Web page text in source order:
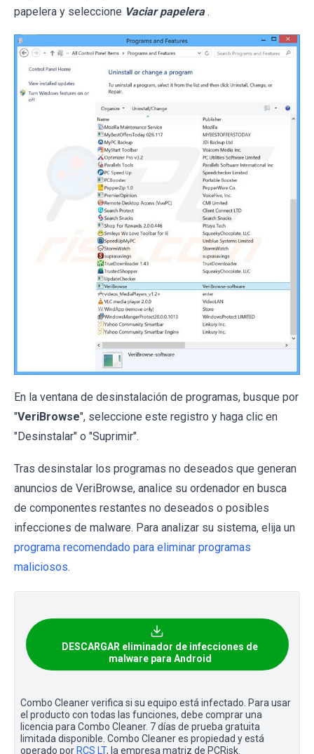
papelera y seleccione Vaciar papelera .
En la ventana de desinstalación de programas, busque por
"VeriBrowse", seleccione este registro y haga clic en
"Desinstalar" o "Suprimir".
Tras desinstalar los programas no deseados que generan
anuncios de VeriBrowse, analice su ordenador en busca
de componentes restantes no deseados o posibles
infecciones de malware. Para analizar su sistema, elija un
programa recomendado para eliminar programas
maliciosos.
DESCARGAR eliminador de infecciones de
malware para Android
Combo Cleaner verifica si su equipo está infectado. Para usar
el producto con todas las funciones, debe comprar una
licencia para Combo Cleaner. 7 días de prueba gratuita
limitada disponible. Combo Cleaner es propiedad y está
operado por RCS LT, la empresa matriz de PCRisk.